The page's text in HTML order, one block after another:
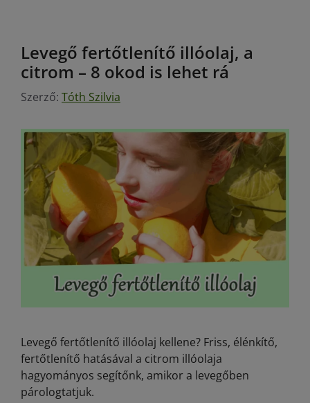
Levegő fertőtlenítő illóolaj, a
citrom – 8 okod is lehet rá
Szerző: Tóth Szilvia
Levegő fertőtlenítő illóolaj kellene? Friss, élénkítő,
fertőtlenítő hatásával a citrom illóolaja
hagyományos segítőnk, amikor a levegőben
párologtatjuk.